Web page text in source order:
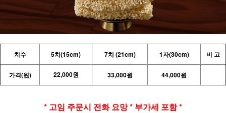
치수 5치(15cm) 7치 (21cm) 1자(30cm) 비 고
가격(원) 22,000원 33,000원 44,000원
* 고임 주문시 전화 요망 * 부가세 포함 *